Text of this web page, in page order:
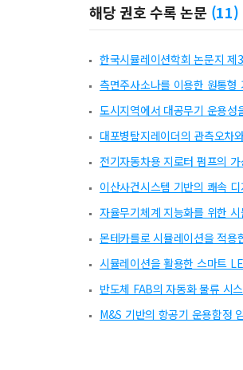
해당 권호 수록 논문 (11)
한국시뮬레이션학회 논문지 제
측면주사소나를 이용한 원통
도시지역에서 대공무기 운용성
대포병탐지레이더의 관측오차
전기자동차용 지로터 펌프의
이산사건시스템 기반의 쾌속
자율무기체계 지능화를 위한
몬테카를로 시뮬레이션을 적용
시뮬레이션을 활용한 스마트
반도체 FAB의 자동화 물류 시
M&S 기반의 항공기 운용함정